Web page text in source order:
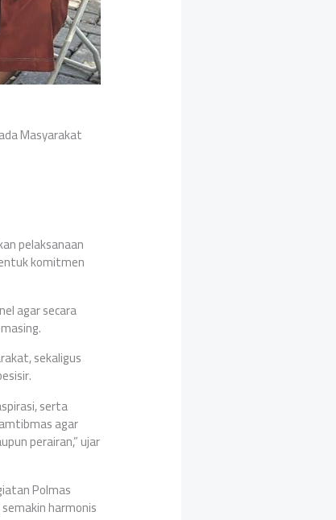
Masyarakat
pelaksanaan
komitmen
agar secara
sekaligus
serta
agar
perairan,” ujar
Polmas
harmonis